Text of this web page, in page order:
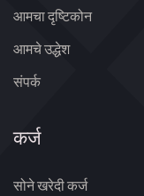
आमचा दृष्टिकोन
आमचे उद्धेश
संपर्क
कर्ज
सोने खरेदी कर्ज